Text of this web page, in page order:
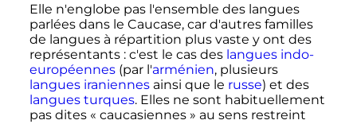
Elle n'englobe pas l'ensemble des langues
parlées dans le Caucase, car d'autres familles
de langues à répartition plus vaste y ont des
représentants : c'est le cas des langues indo-
européennes(par l'arménien, plusieurs
langues iraniennesainsi que le russe) et des
langues turques. Elles ne sont habituellement
pas dites « caucasiennes » au sens restreint